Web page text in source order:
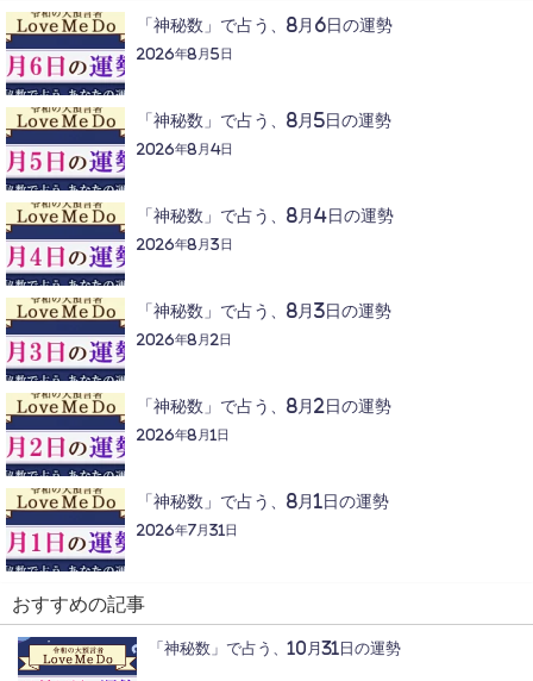
「神秘数」で占う、8月6日の運勢
2026年8月5日
「神秘数」で占う、8月5日の運勢
2026年8月4日
「神秘数」で占う、8月4日の運勢
2026年8月3日
「神秘数」で占う、8月3日の運勢
2026年8月2日
「神秘数」で占う、8月2日の運勢
2026年8月1日
「神秘数」で占う、8月1日の運勢
2026年7月31日
おすすめの記事
「神秘数」で占う、10月31日の運勢